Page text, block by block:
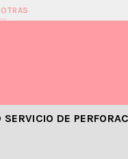
SERVICIO DE